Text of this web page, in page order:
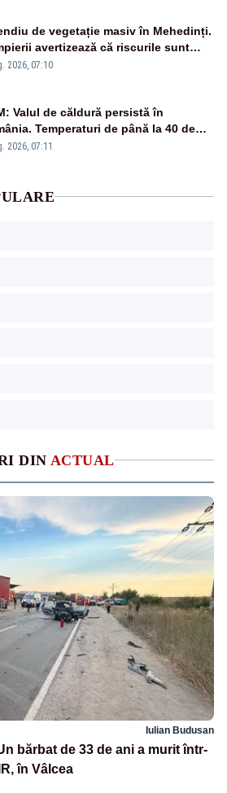
DIN ACTUAL
Iulian Budusan
bărbat de 33 de ani a murit într-
în Vâlcea
de vegetație masiv în Mehedinți.
avertizează că riscurile sunt
– VIDEO
2026, 07:10
Valul de căldură persistă în
Temperaturi de până la 40 de
și nopți tropicale în mai multe
2026, 07:11